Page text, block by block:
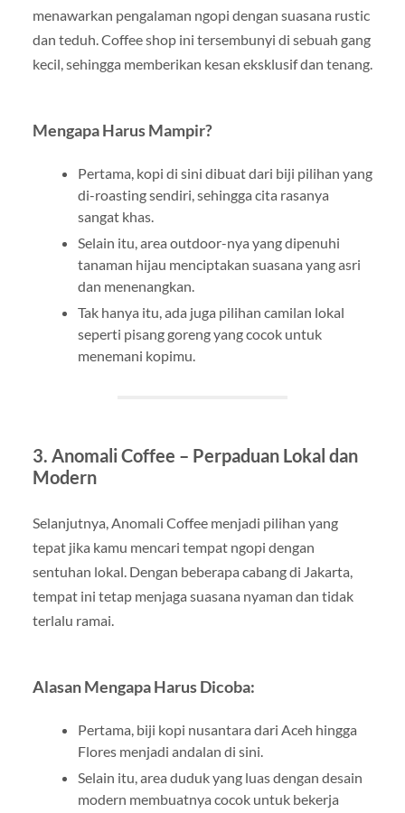
menawarkan pengalaman ngopi dengan suasana rustic
dan teduh. Coffee shop ini tersembunyi di sebuah gang
kecil, sehingga memberikan kesan eksklusif dan tenang.
Mengapa Harus Mampir?
Pertama, kopi di sini dibuat dari biji pilihan yang
di-roasting sendiri, sehingga cita rasanya
sangat khas.
Selain itu, area outdoor-nya yang dipenuhi
tanaman hijau menciptakan suasana yang asri
dan menenangkan.
Tak hanya itu, ada juga pilihan camilan lokal
seperti pisang goreng yang cocok untuk
menemani kopimu.
3. Anomali Coffee – Perpaduan Lokal dan
Modern
Selanjutnya, Anomali Coffee menjadi pilihan yang
tepat jika kamu mencari tempat ngopi dengan
sentuhan lokal. Dengan beberapa cabang di Jakarta,
tempat ini tetap menjaga suasana nyaman dan tidak
terlalu ramai.
Alasan Mengapa Harus Dicoba:
Pertama, biji kopi nusantara dari Aceh hingga
Flores menjadi andalan di sini.
Selain itu, area duduk yang luas dengan desain
modern membuatnya cocok untuk bekerja